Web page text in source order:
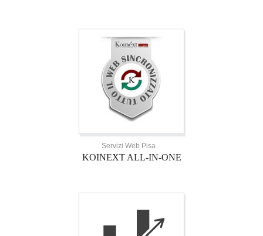
Servizi Web Pisa
KOINEXT ALL-IN-ONE